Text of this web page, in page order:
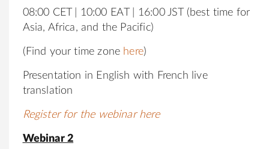
08:00 CET | 10:00 EAT | 16:00 JST (best time for
Asia, Africa, and the Pacific)
(Find your time zone here)
Presentation in English with French live
translation
Register for the webinar here
Webinar 2